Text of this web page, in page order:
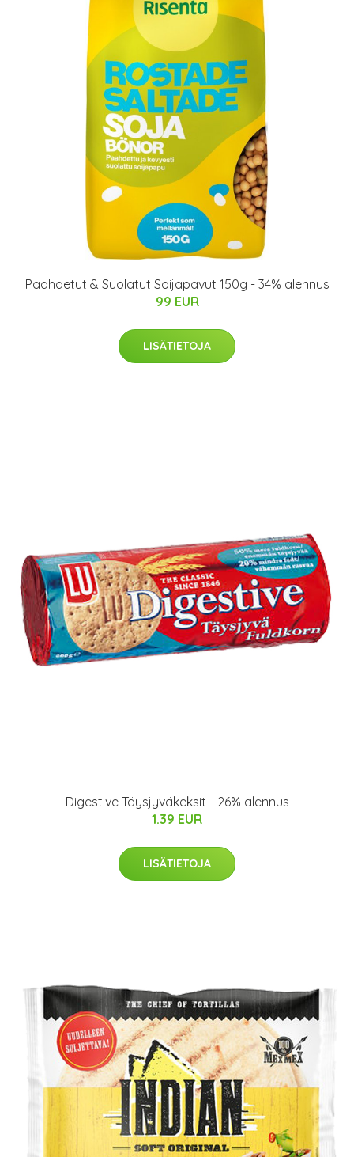
Paahdetut & Suolatut Soijapavut 150g - 34% alennus
99 EUR
LISÄTIETOJA
Digestive Täysjyväkeksit - 26% alennus
1.39 EUR
LISÄTIETOJA